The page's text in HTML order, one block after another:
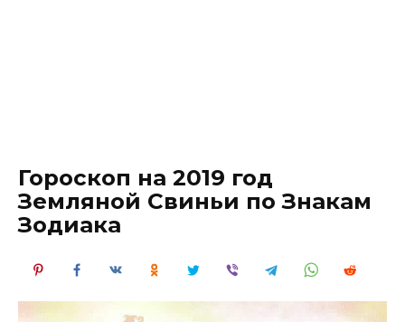
Гороскоп на 2019 год
Земляной Свиньи по Знакам
Зодиака